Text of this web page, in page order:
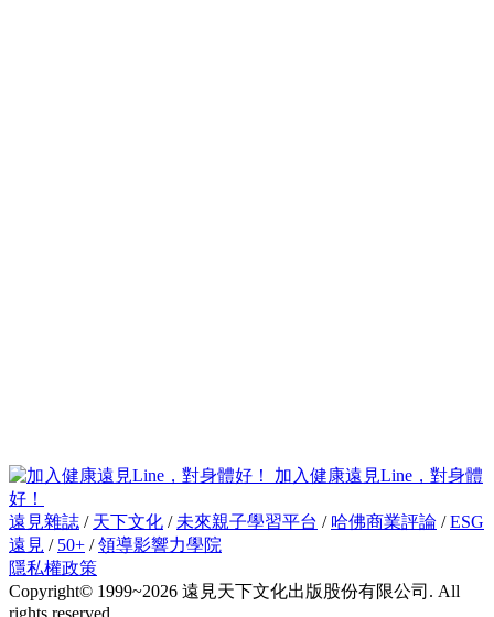
加入健康遠見Line，對身體
好！
遠見雜誌 / 天下文化 / 未來親子學習平台 / 哈佛商業評論 /ESG
遠見 / 50+ /領導影響力學院
隱私權政策
Copyright© 1999~2026 遠見天下文化出版股份有限公司. All
rights reserved.